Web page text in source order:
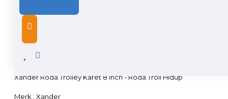
DESCRIPTION
Xander Roda Trolley Karet 8 inch - Roda Troli Hidup
Merk : Xander